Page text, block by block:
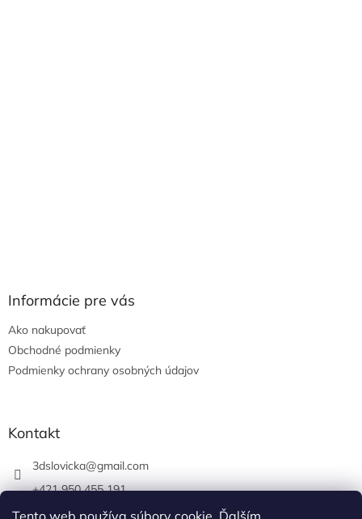
Tento web používa súbory cookie. Ďalším
Informácie pre vás
Ako nakupovať
Obchodné podmienky
Podmienky ochrany osobných údajov
Kontakt
3dslovicka@gmail.com
+421 950 455 191
https://www.facebook.com/3dslovicka/